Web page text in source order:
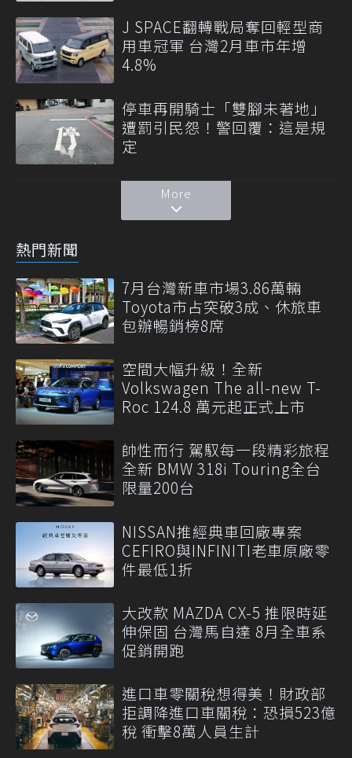
J SPACE翻轉戰局奪回輕型商
用車冠軍 台灣2月車市年增
4.8%
停車再開騎士「雙腳未著地」
遭罰引民怨！警回覆：這是規
定
More
熱門新聞
7月台灣新車市場3.86萬輛
Toyota市占突破3成、休旅車
包辦暢銷榜8席
空間大幅升級！全新
Volkswagen The all-new T-
Roc 124.8 萬元起正式上市
帥性而行 駕馭每一段精彩旅程
全新 BMW 318i Touring全台
限量200台
NISSAN推經典車回廠專案
CEFIRO與INFINITI老車原廠零
件最低1折
大改款 MAZDA CX-5 推限時延
伸保固 台灣馬自達 8月全車系
促銷開跑
進口車零關稅想得美！財政部
拒調降進口車關稅：恐損523億
稅 衝擊8萬人員生計